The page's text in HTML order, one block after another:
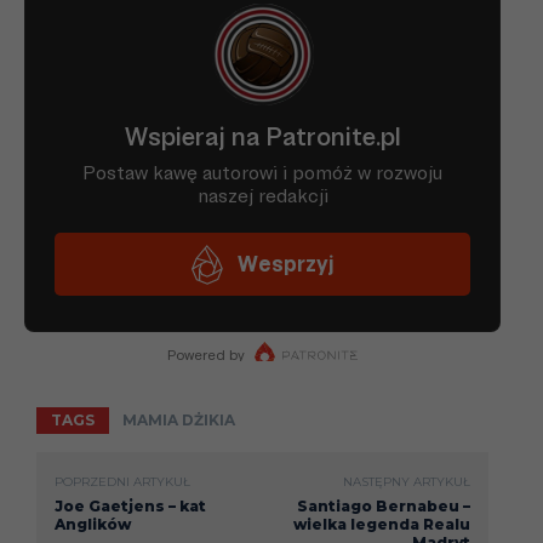
TAGS MAMIA DŻIKIA
POPRZEDNI ARTYKUŁ
Joe Gaetjens – kat
Anglików
NASTĘPNY ARTYKUŁ
Santiago Bernabeu –
wielka legenda Realu